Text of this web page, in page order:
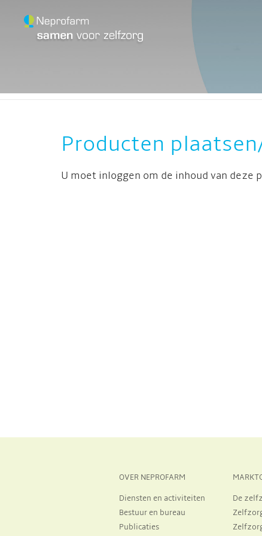
Producten
U moet inloggen om de inhoud van deze
OVER NEPROFARM
Diensten en activiteiten
Bestuur en bureau
Publicaties
De